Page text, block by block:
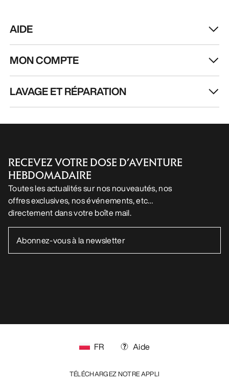
AIDE
MON COMPTE
LAVAGE ET RÉPARATION
RECEVEZ VOTRE DOSE D’AVENTURE
HEBDOMADAIRE
Toutes les actualités sur nos nouveautés, nos
offres exclusives, nos événements, etc…
directement dans votre boîte mail.
FR Aide
TÉLÉCHARGEZ NOTRE APPLI